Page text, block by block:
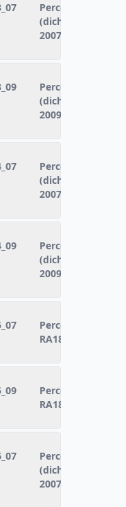
Perception
(dichotomisation
2007)
Perception
(dichotomisation
2009)
Perception d'une
(dichotomisation
2007)
Perception d'une
(dichotomisation
2009)
Perception du
RA18)
Perception du
RA18)
Perception
(dichotomisation
2007)